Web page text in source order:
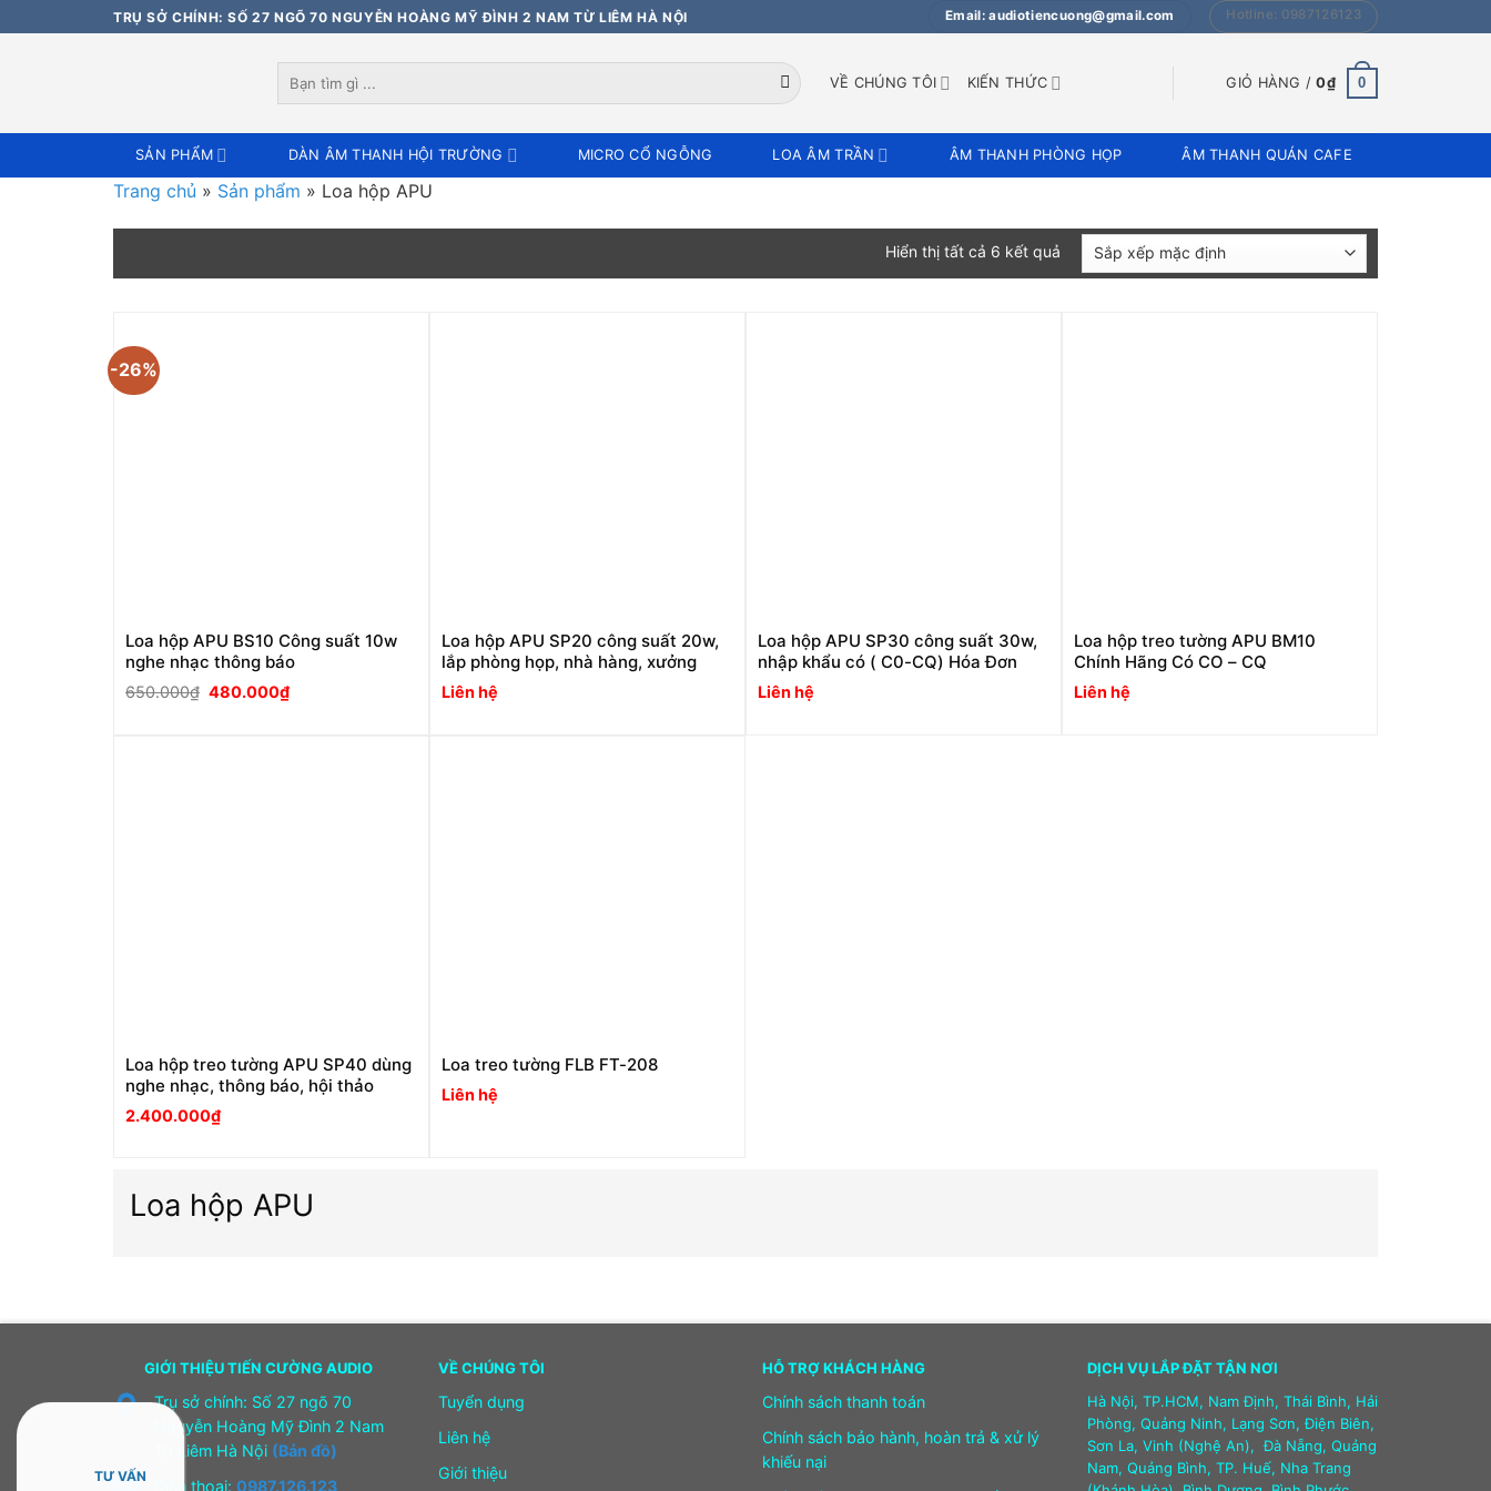
qua
TRỤ SỞ CHÍNH: SỐ 27 NGÕ 70 NGUYỄN HOÀNG MỸ ĐÌNH 2 NAM TỪ LIÊM HÀ NỘI Email: audiotiencuong@gmail.com Hotline: 0987126123
kiếm:
VỀ CHÚNG TÔI KIẾN THỨC GIỎ HÀNG /0₫ 0
SẢN PHẨM DÀN ÂM THANH HỘI TRƯỜNG MICRO CỔ NGỖNG LOA ÂM TRẦN ÂM THANH PHÒNG HỌP ÂM THANH QUÁN CAFE
Trang chủ » Sản phẩm » Loa hộp APU
Hiển thị tất cả 6 kết quả
-26%
Loa hộp APU BS10 Công suất 10w
nghe nhạc thông báo
650.000₫ Giá
480.000₫Giá
Loa hộp APU SP20 công suất 20w,
lắp phòng họp, nhà hàng, xưởng
Liên hệ
Loa hộp APU SP30 công suất 30w,
nhập khẩu có ( C0-CQ) Hóa Đơn
Liên hệ
Loa hộp treo tường APU BM10
Chính Hãng Có CO – CQ
Liên hệ
Loa hộp treo tường APU SP40 dùng
nghe nhạc, thông báo, hội thảo
2.400.000₫
Loa treo tường FLB FT-208
Liên hệ
Loa hộp APU
GIỚI THIỆU TIẾN CƯỜNG AUDIO
Trụ sở chính: Số 27 ngõ 70
Nguyễn Hoàng Mỹ Đình 2 Nam
Từ Liêm Hà Nội (Bản đồ)
Điện thoại: 0987.126.123
VỀ CHÚNG TÔI
Tuyển dụng
Liên hệ
Giới thiệu
HỖ TRỢ KHÁCH HÀNG
Chính sách thanh toán
Chính sách bảo hành, hoàn trả & xử lý
khiếu nại
DỊCH VỤ LẮP ĐẶT TẬN NƠI
Hà Nội, TP.HCM, Nam Định, Thái Bình, Hải
Phòng, Quảng Ninh, Lạng Sơn, Điện Biên,
Sơn La, Vinh (Nghệ An), Đà Nẵng, Quảng
Nam, Quảng Bình, TP. Huế, Nha Trang
TƯ VẤN